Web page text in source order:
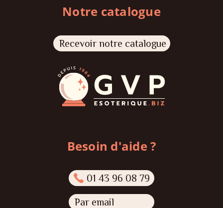
Notre catalogue
Recevoir notre catalogue
Besoin d'aide ?
01 43 96 08 79
Par email